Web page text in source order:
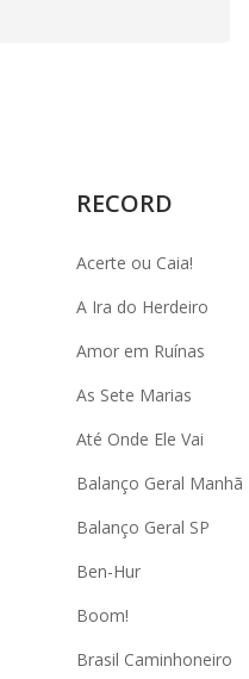
RECORD
Acerte ou Caia!
A Ira do Herdeiro
Amor em Ruínas
As Sete Marias
Até Onde Ele Vai
Balanço Geral Manhã
Balanço Geral SP
Ben-Hur
Boom!
Brasil Caminhoneiro